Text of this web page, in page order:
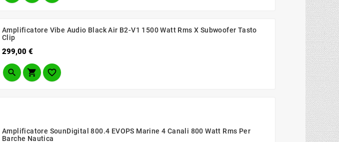
Amplificatore Vibe Audio Black Air B2-V1 1500 Watt Rms X Subwoofer Tasto
Clip
299,00 €Prezzo
  
Amplificatore SounDigital 800.4 EVOPS Marine 4 Canali 800 Watt Rms Per
Barche Nautica